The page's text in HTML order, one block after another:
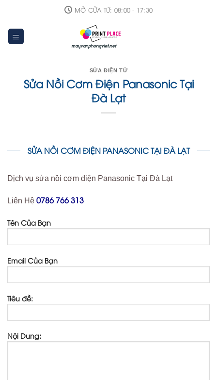
content
MỞ CỬA TỪ: 08:00 - 17:30
SỬA ĐIỆN TỬ
Sửa Nồi Cơm Điện Panasonic Tại
Đà Lạt
SỬA NỒI CƠM ĐIỆN PANASONIC TẠI ĐÀ LẠT
Dịch vụ sửa nồi cơm điện Panasonic Tại Đà Lạt
Liên Hệ 0786 766 313
Tên Của Bạn
Email Của Bạn
Tiêu đề:
Nội Dung: